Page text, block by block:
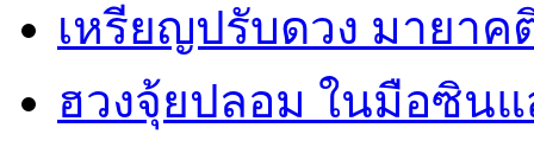
เหรียญปรับดวง มายา
ฮวงจุ้ยปลอม ในมือซิน